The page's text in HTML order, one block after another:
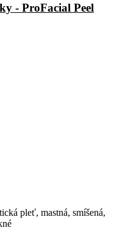
- ProFacial Peel
pleť, mastná, smíšená,